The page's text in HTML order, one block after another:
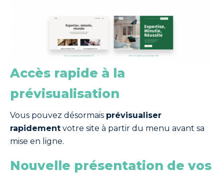
Accès rapide à la
prévisualisation
Vous pouvez désormais prévisualiser
rapidement votre site à partir du menu avant sa
mise en ligne.
Nouvelle présentation de vos